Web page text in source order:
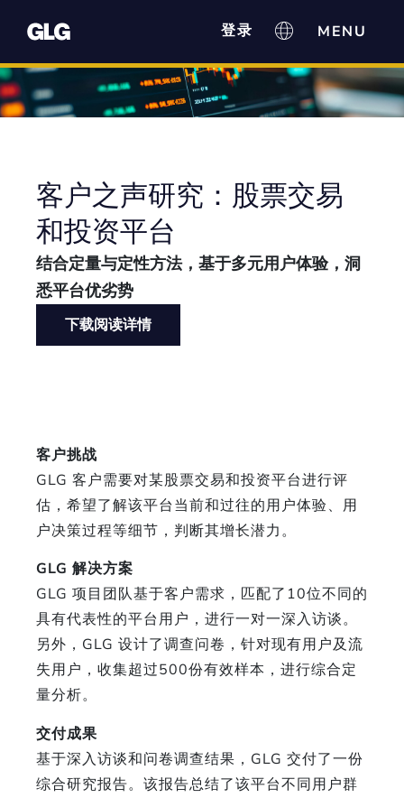
登录
客户之声研究：股票交易
和投资平台
结合定量与定性方法，基于多元用户体验，洞
悉平台优劣势
下载阅读详情
客户挑战
GLG 客户需要对某股票交易和投资平台进行评
估，希望了解该平台当前和过往的用户体验、用
户决策过程等细节，判断其增长潜力。
GLG 解决方案
GLG 项目团队基于客户需求，匹配了10位不同的
具有代表性的平台用户，进行一对一深入访谈。
另外，GLG 设计了调查问卷，针对现有用户及流
失用户，收集超过500份有效样本，进行综合定
量分析。
交付成果
基于深入访谈和问卷调查结果，GLG 交付了一份
综合研究报告。该报告总结了该平台不同用户群